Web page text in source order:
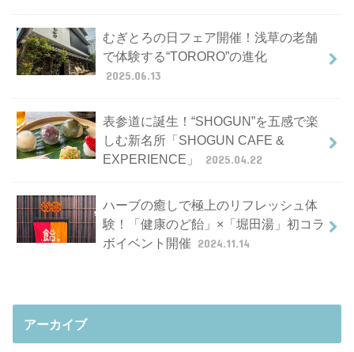
むぎとろの日フェア開催！浅草の老舗
で体験する“TORORO”の進化
2025.06.13
表参道に誕生！“SHOGUN”を五感で楽
しむ新名所「SHOGUN CAFE &
EXPERIENCE」
2025.04.22
ハーブの癒しで極上のリフレッシュ体
験！「健康のど飴」×「堀田湯」初コラ
ボイベント開催 2024.11.14
アーカイブ